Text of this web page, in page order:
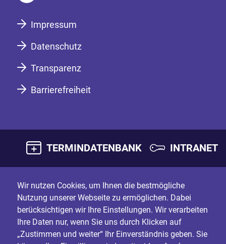
Impressum
Datenschutz
Transparenz
Barrierefreiheit
TERMINDATENBANK INTRANET
Wir nutzen Cookies, um Ihnen die bestmögliche
Nutzung unserer Webseite zu ermöglichen. Dabei
berücksichtigen wir Ihre Einstellungen. Wir verarbeiten
Ihre Daten nur, wenn Sie uns durch Klicken auf
„Zustimmen und weiter“ Ihr Einverständnis geben. Sie